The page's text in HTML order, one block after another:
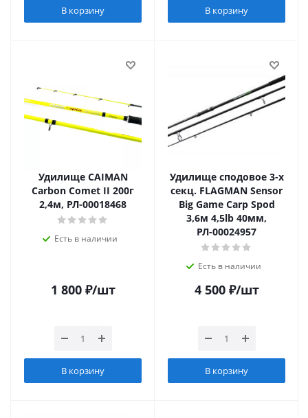
В корзину В корзину
Удилище CAIMAN
Carbon Comet II 200г
2,4м, РЛ-00018468
Есть в наличии
1 800₽/шт
В корзину
Удилище сподовое 3-х
секц. FLAGMAN Sensor
Big Game Carp Spod
3,6м 4,5lb 40мм,
РЛ-00024957
Есть в наличии
4 500₽/шт
В корзину